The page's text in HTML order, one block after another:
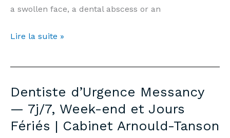
a swollen face, a dental abscess or an
Emergency
Villers-
Bonne-
Eau
—
Lire la suite »
Dentiste d’Urgence Messancy
— 7j/7, Week-end et Jours
Fériés | Cabinet Arnould-Tanson